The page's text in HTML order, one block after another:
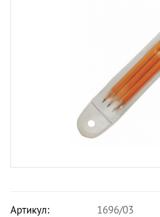
Артикул:
1696/03